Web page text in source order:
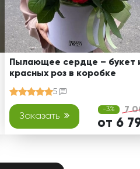
Пылающее сердце – букет
красных роз в коробке
5
Заказать
-3% 7
от 6